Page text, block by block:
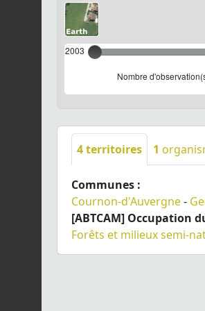
2003
Nombre
4territoires 1
Communes :
Cournon-d'Auvergne-
[ABTCAM] Occupation
Forêts et milieux semi-